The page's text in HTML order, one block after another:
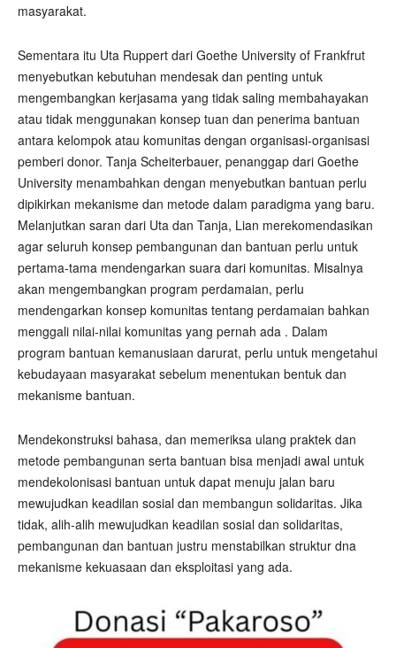
masyarakat.
Sementara itu Uta Ruppert dari Goethe University of Frankfrut
menyebutkan kebutuhan mendesak dan penting untuk
mengembangkan kerjasama yang tidak saling membahayakan
atau tidak menggunakan konsep tuan dan penerima bantuan
antara kelompok atau komunitas dengan organisasi-organisasi
pemberi donor. Tanja Scheiterbauer, penanggap dari Goethe
University menambahkan dengan menyebutkan bantuan perlu
dipikirkan mekanisme dan metode dalam paradigma yang baru.
Melanjutkan saran dari Uta dan Tanja, Lian merekomendasikan
agar seluruh konsep pembangunan dan bantuan perlu untuk
pertama-tama mendengarkan suara dari komunitas. Misalnya
akan mengembangkan program perdamaian, perlu
mendengarkan konsep komunitas tentang perdamaian bahkan
menggali nilai-nilai komunitas yang pernah ada . Dalam
program bantuan kemanusiaan darurat, perlu untuk mengetahui
kebudayaan masyarakat sebelum menentukan bentuk dan
mekanisme bantuan.
Mendekonstruksi bahasa, dan memeriksa ulang praktek dan
metode pembangunan serta bantuan bisa menjadi awal untuk
mendekolonisasi bantuan untuk dapat menuju jalan baru
mewujudkan keadilan sosial dan membangun solidaritas. Jika
tidak, alih-alih mewujudkan keadilan sosial dan solidaritas,
pembangunan dan bantuan justru menstabilkan struktur dna
mekanisme kekuasaan dan eksploitasi yang ada.